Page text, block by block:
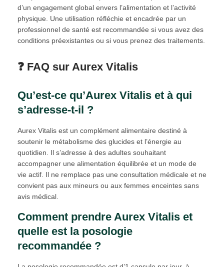
d’un engagement global envers l’alimentation et l’activité
physique. Une utilisation réfléchie et encadrée par un
professionnel de santé est recommandée si vous avez des
conditions préexistantes ou si vous prenez des traitements.
❓ FAQ sur Aurex Vitalis
Qu’est-ce qu’Aurex Vitalis et à qui
s’adresse-t-il ?
Aurex Vitalis est un complément alimentaire destiné à
soutenir le métabolisme des glucides et l’énergie au
quotidien. Il s’adresse à des adultes souhaitant
accompagner une alimentation équilibrée et un mode de
vie actif. Il ne remplace pas une consultation médicale et ne
convient pas aux mineurs ou aux femmes enceintes sans
avis médical.
Comment prendre Aurex Vitalis et
quelle est la posologie
recommandée ?